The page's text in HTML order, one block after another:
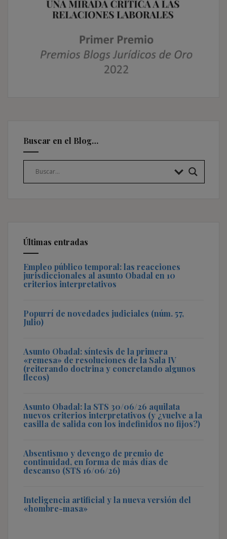
Buscar en el Blog…
Últimas entradas
Empleo público temporal: las reacciones
jurisdiccionales al asunto Obadal en 10
criterios interpretativos
Popurrí de novedades judiciales (núm. 57,
Julio)
Asunto Obadal: síntesis de la primera
«remesa» de resoluciones de la Sala IV
(reiterando doctrina y concretando algunos
flecos)
Asunto Obadal: la STS 30/06/26 aquilata
nuevos criterios interpretativos (y ¿vuelve a la
casilla de salida con los indefinidos no fijos?)
Absentismo y devengo de premio de
continuidad, en forma de más días de
descanso (STS 16/06/26)
Inteligencia artificial y la nueva versión del
«hombre-masa»